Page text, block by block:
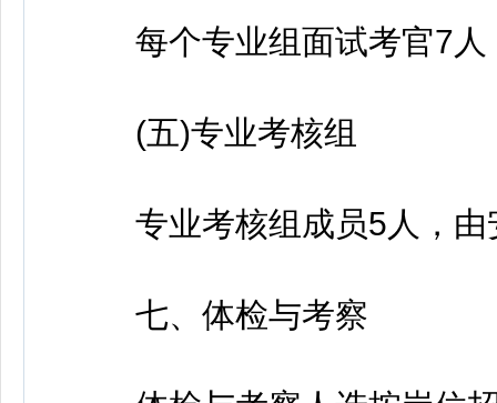
每个专业组面试考官7人
(五)专业考核组
专业考核组成员5人，由
七、体检与考察